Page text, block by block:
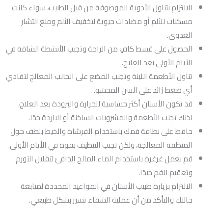
الالتزام بتناول الأدوية الموصوفة من قبل الطبيب، سواء كانت
مسكنات للألم أو مضادات حيوية لتخفيف الألم ومنع انتشار
العدوى.
الحصول على قسط كافٍ من الراحة وتجنب الأنشطة الشاقة في
الأيام الأولى بعد العلاج.
تناول الأطعمة اللينة وتجنب المضغ على الجانب المعالج لتفادي
أي ضغط زائد على السن المحشو.
قد تكون الأسنان أكثر حساسية للحرارة والبرودة بعد العلاج،
لذلك تجنب الأطعمة والمشروبات الساخنة أو الباردة جدًا.
حافظ على نظافة فمك باستخدام الفرشاة والخيط بلطف حول
المنطقة المعالجة، ولكن تجنب التنظيف بقوة في الأيام الأولى.
قم بعمل غرغرة باستخدام الماء المالح الدافئ لتقليل التورم
وتعقيم الفم جيدًا.
الالتزام بزيارة طبيب الأسنان في المواعيد المحددة لمتابعة
حالتك والتأكد من أن عملية الشفاء تسير بشكل طبيعي.